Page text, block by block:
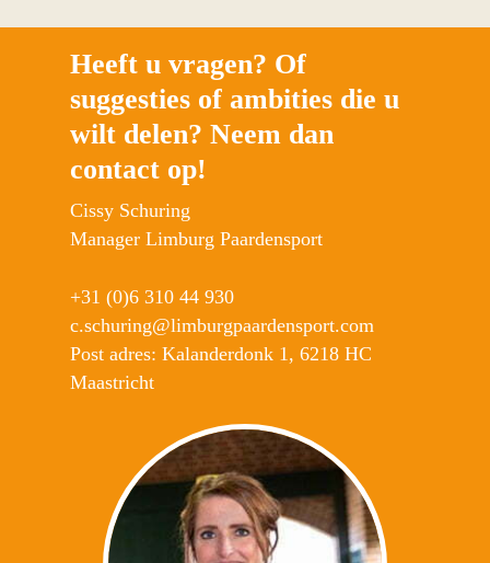
Heeft u vragen? Of
suggesties of ambities die u
wilt delen? Neem dan
contact op!
Cissy Schuring
Manager Limburg Paardensport
+31 (0)6 310 44 930
c.schuring@limburgpaardensport.com
Post adres: Kalanderdonk 1, 6218 HC
Maastricht